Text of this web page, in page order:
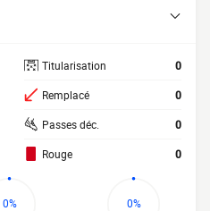
Titularisation 0
Remplacé 0
Passes déc. 0
Rouge 0
0% 0%